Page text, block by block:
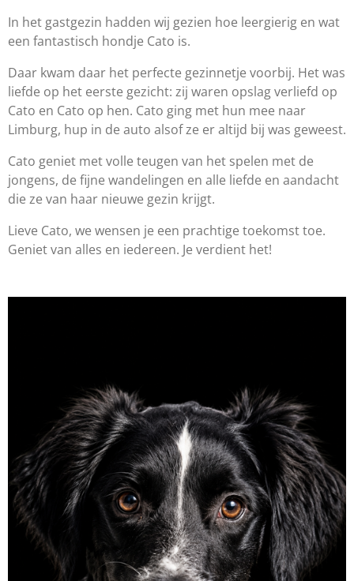
In het gastgezin hadden wij gezien hoe leergierig en wat
een fantastisch hondje Cato is.
Daar kwam daar het perfecte gezinnetje voorbij. Het was
liefde op het eerste gezicht: zij waren opslag verliefd op
Cato en Cato op hen. Cato ging met hun mee naar
Limburg, hup in de auto alsof ze er altijd bij was geweest.
Cato geniet met volle teugen van het spelen met de
jongens, de fijne wandelingen en alle liefde en aandacht
die ze van haar nieuwe gezin krijgt.
Lieve Cato, we wensen je een prachtige toekomst toe.
Geniet van alles en iedereen. Je verdient het!